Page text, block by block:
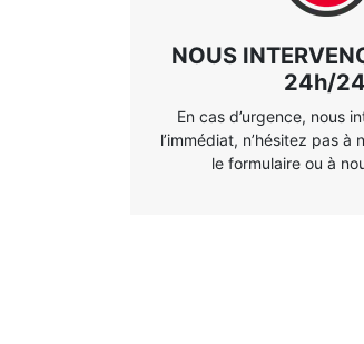
NOUS
24h/24
En cas d’urgence, nous
l’immédiat, n’hésitez pas à
le formulaire ou à